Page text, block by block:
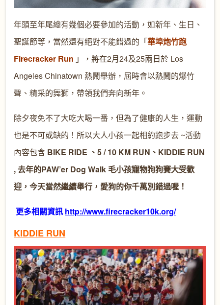
年頭至年尾總有幾個必要參加的活動，如新年、生日、
聖誕節等，當然還有絕對不能錯過的「華埠炮竹跑
Firecracker Run 」，將在2月24及25兩日於 Los
Angeles Chinatown 熱鬧舉辦，屆時會以熱鬧的爆竹
聲、精采的舞獅，帶領我們奔向新年。
除夕夜免不了大吃大喝一番，但為了健康的人生，運動
也是不可或缺的！所以大人小孩一起相約跑步去 ~活動
內容包含 BIKE RIDE 、5 / 10 KM RUN、KIDDIE RUN
, 去年的PAW’er Dog Walk 毛小孩寵物狗狗賽大受歡
迎，今天當然繼續舉行，愛狗的你千萬別錯過喔！
更多相關資訊 http://www.firecracker10k.org/
KIDDIE RUN